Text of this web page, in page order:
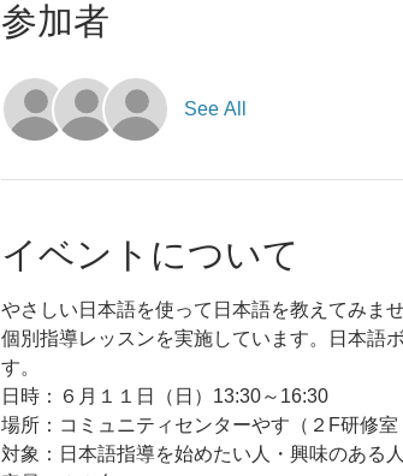
参加者
See All
イベントについて
やさしい日本語を使って日本語を教えてみま
個別指導レッスンを実施しています。日本語
す。
日時：６月１１日（日）13:30～16:30
場所：コミュニティセンターやす（２F研修室
対象：日本語指導を始めたい人・興味のある人